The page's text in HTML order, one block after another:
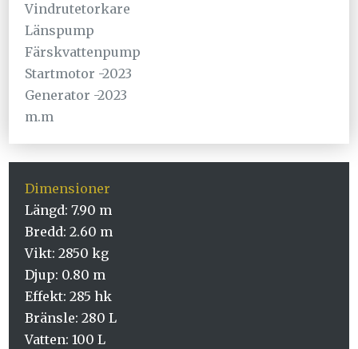
Vindrutetorkare
Länspump
Färskvattenpump
Startmotor -2023
Generator -2023
m.m
Dimensioner
Längd: 7.90 m
Bredd: 2.60 m
Vikt: 2850 kg
Djup: 0.80 m
Effekt: 285 hk
Bränsle: 280 L
Vatten: 100 L